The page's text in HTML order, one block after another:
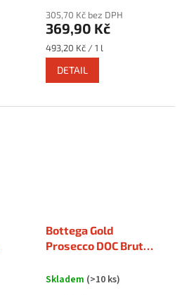
305,70 Kč bez DPH
369,90 Kč
Měrná
cena:
493,20 Kč / 1 l
DETAIL
Bottega Gold
Prosecco DOC Brut
Skladem (>10 ks)